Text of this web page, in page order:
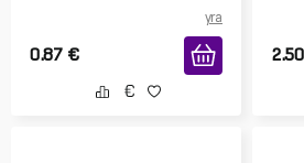
yra
0.87 € 2.50